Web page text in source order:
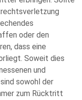
oder den
dass eine
Soweit dies
und
sowohl der
zum Rücktritt